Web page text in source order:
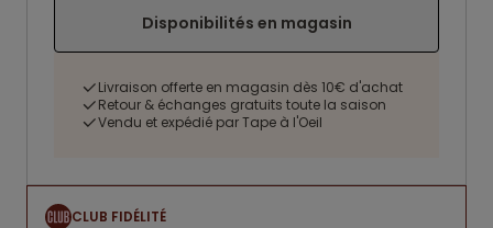
Disponibilités en magasin
Livraison offerte en magasin dès 10€ d'achat
Retour & échanges gratuits toute la saison
Vendu et expédié par Tape à l'Oeil
CLUB FIDÉLITÉ